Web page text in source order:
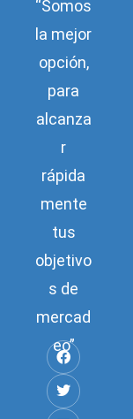
“Somos
la mejor
opción,
para
alcanza
r
rápida
mente
tus
objetivo
s de
mercad
eo”